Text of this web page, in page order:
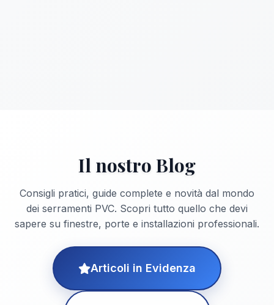
Il nostro Blog
Consigli pratici, guide complete e novità dal mondo
dei serramenti PVC. Scopri tutto quello che devi
sapere su finestre, porte e installazioni professionali.
Articoli in Evidenza